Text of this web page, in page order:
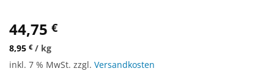
44,75 €
8,95 € / kg
inkl. 7 % MwSt. zzgl. Versandkosten